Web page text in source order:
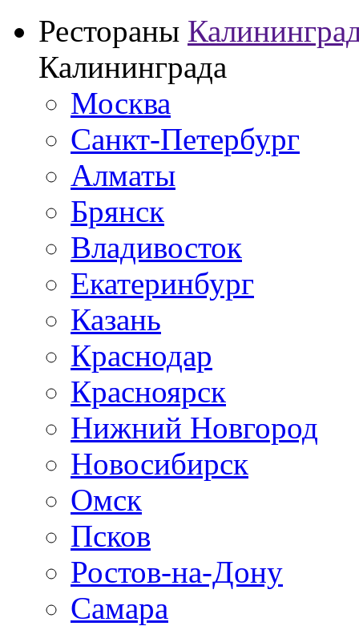
Рестораны
Калининграда
Москва
Санкт-Петербург
Алматы
Брянск
Владивосток
Екатеринбург
Казань
Краснодар
Красноярск
Нижний Новгород
Новосибирск
Омск
Псков
Ростов-на-Дону
Самара